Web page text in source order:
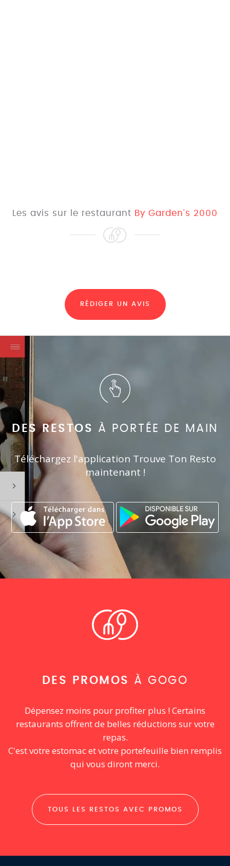
Les avis sur le restaurant By Garden's 2000
RÉDIGER UN AVIS
DES RESTOS À PORTÉE DE MAIN
Téléchargez l'application Trouve Ton Resto
maintenant !
DES PROMOS À GOGO
Dépensez moins pour profiter plus ! Certains
restaurants offrent de belles réductions sur votre
repas.
C'est votre estomac et votre portefeuille bien remplis
qui vous diront merci.
TOUS LES RESTOS AVEC PROMOS